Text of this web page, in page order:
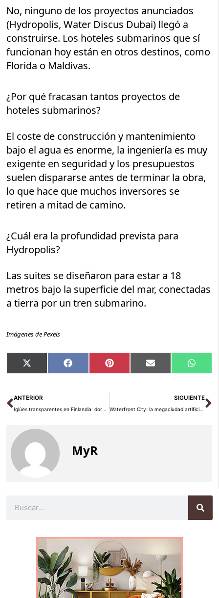
No, ninguno de los proyectos anunciados
(Hydropolis, Water Discus Dubai) llegó a
construirse. Los hoteles submarinos que sí
funcionan hoy están en otros destinos, como
Florida o Maldivas.
¿Por qué fracasan tantos proyectos de
hoteles submarinos?
El coste de construcción y mantenimiento
bajo el agua es enorme, la ingeniería es muy
exigente en seguridad y los presupuestos
suelen dispararse antes de terminar la obra,
lo que hace que muchos inversores se
retiren a mitad de camino.
¿Cuál era la profundidad prevista para
Hydropolis?
Las suites se diseñaron para estar a 18
metros bajo la superficie del mar, conectadas
a tierra por un tren submarino.
Imágenes de Pexels
Compartir
en
X
(Twitter)
Compartir
en
Facebook Compartir
en
Pinterest Compartir
en
Email
en
Ant
ANTERIOR
Iglúes transparentes en Finlandia: dormir bajo la aurora boreal
SIGUIENTE
Waterfront City: la megaciudad artificial que Dubái nunca terminó
MyR